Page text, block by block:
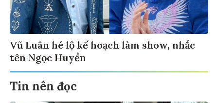
Vũ Luân hé lộ kế hoạch làm show, nhắc
tên Ngọc Huyền
Tin nên đọc